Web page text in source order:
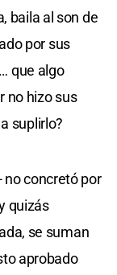
baila al son de
por sus
que algo
no hizo sus
suplirlo?
no concretó por
quizás
se suman
aprobado